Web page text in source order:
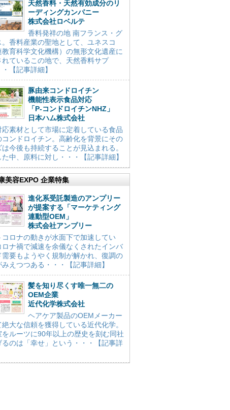
天然香料・天然有効成分のリ
ーディングカンパニー
株式会社ロベルテ
香料発祥の地 南フランス・グ
。香料産業の聖地として、ユネスコ
教育科学文化機構）の無形文化遺産に
れているこの地で、天然香料サプ
【記事詳細】
豚由来コンドロイチン
機能性表示食品対応
「P-コンドロイチンNHZ」
日本ハム株式会社
応素材として市場に定着している食品
コンドロイチン。高齢化を背景にその
は今後も持続することが見込まれる。
た中、原料に対し・・・【記事詳細】
美容EXPO 企業特集
進化系受託製造のアンプリー
が提案する「マーケティング
連動型OEM」
株式会社アンプリー
コロナの動きが水面下で加速してい
ロナ禍で減速を余儀なくされたインバ
需要もようやく規制が解かれ、復調の
えつつある・・・【記事詳細】
髪を知り尽くす唯一無二の
OEM企業
近代化学株式会社
ヘアケア製品のOEMメーカー
絶大な信頼を獲得している近代化学。
をルーツに90年以上の歴史を刻む同社
るのは「幸せ」という・・・【記事詳